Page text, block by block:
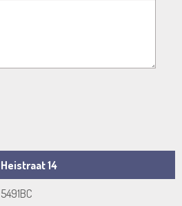
Heistraat 14
5491BC